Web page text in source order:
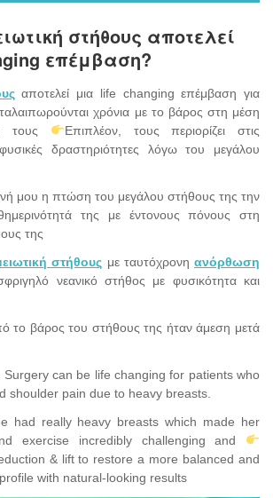
στήθους αποτελεί
επέμβαση?
αποτελεί μια life changing επέμβαση για
χρόνια με το βάρος στη μέση
τους
Επιπλέον, τους περιορίζει στις
δραστηριότητες λόγω του μεγάλου
μου η πτώση του μεγάλου στήθους της την
της με έντονους πόνους στη
της
στήθους με ταυτόχρονηανόρθωση
νεανικό στήθος με φυσικότητα και
το βάρος του στήθους της ήταν άμεση μετά
Surgery can be life changing for patients who
shoulder pain due to heavy breasts.
had really heavy breasts which made her
exercise incredibly challenging and
& lift to restore a more balanced and
with natural-looking results